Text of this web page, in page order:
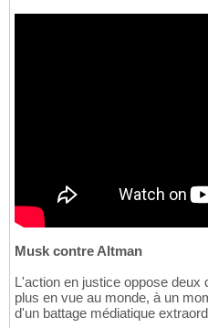
Musk contre Altman
L'action en justice oppose deux
plus en vue au monde, à un
d'un battage médiatique